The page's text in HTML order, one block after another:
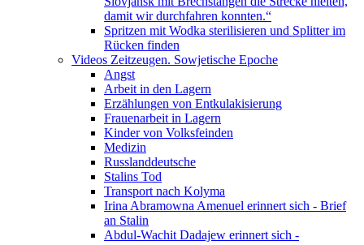
damit wir durchfahren konnten.“
Spritzen mit Wodka sterilisieren und Splitter im
Rücken finden
Videos Zeitzeugen. Sowjetische Epoche
Angst
Arbeit in den Lagern
Erzählungen von Entkulakisierung
Frauenarbeit in Lagern
Kinder von Volksfeinden
Medizin
Russlanddeutsche
Stalins Tod
Transport nach Kolyma
Irina Abramowna Amenuel erinnert sich - Brief
an Stalin
Abdul-Wachit Dadajew erinnert sich -